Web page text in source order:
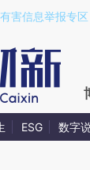
害信息举报专区
ESG 数字